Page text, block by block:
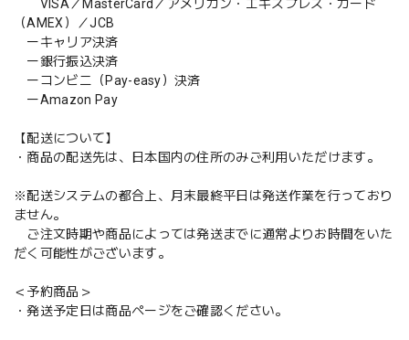
VISA／MasterCard／アメリカン・エキスプレス・カード
（AMEX）／JCB
ーキャリア決済
ー銀行振込決済
ーコンビニ（Pay-easy）決済
ーAmazon Pay
【配送について】
・商品の配送先は、日本国内の住所のみご利用いただけます。
※配送システムの都合上、月末最終平日は発送作業を行っており
ません。
ご注文時期や商品によっては発送までに通常よりお時間をいた
だく可能性がございます。
＜予約商品＞
・発送予定日は商品ページをご確認ください。